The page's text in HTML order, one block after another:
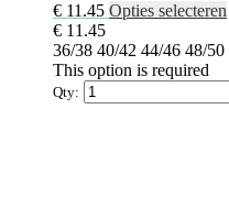
€ 11.45 Opties selecteren
€ 11.45
36/38 40/42 44/46 48/50
This option is required
Qty: